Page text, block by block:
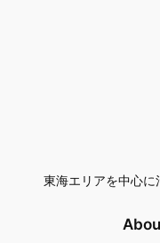
東海エリアを中心に